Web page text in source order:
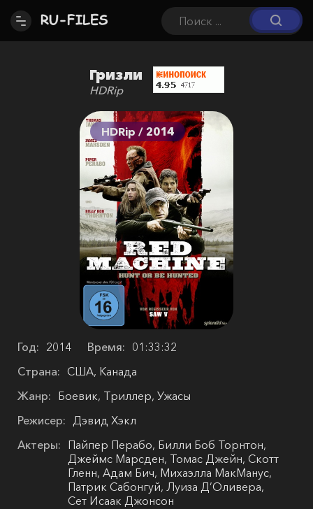
Гризли
HDRip
HDRip / 2014
Год: 2014 Время: 01:33:32
Страна: США, Канада
Жанр: Боевик, Триллер, Ужасы
Режисер: Дэвид Хэкл
Актеры: Пайпер Перабо, Билли Боб Торнтон,
Джеймс Марсден, Томас Джейн, Скотт
Гленн, Адам Бич, Михаэлла МакМанус,
Патрик Сабонгуй, Луиза Д’Оливера,
Сет Исаак Джонсон